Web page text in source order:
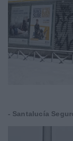
- Santalucía